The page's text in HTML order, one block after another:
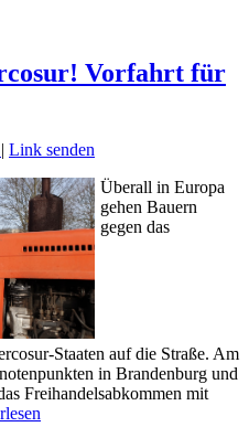
Vorfahrt für
| Link senden
Überall in Europa
gehen Bauern
gegen das
Staaten auf die Straße. Am
in Brandenburg und
Freihandelsabkommen mit